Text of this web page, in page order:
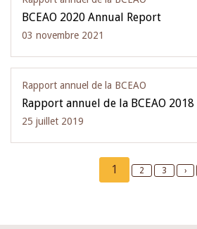
BCEAO 2020 Annual Report
03 novembre 2021
Rapport annuel de la BCEAO
Rapport annuel de la BCEAO 2018
25 juillet 2019
Current
page
1 Page
2 Page
3
Next
›